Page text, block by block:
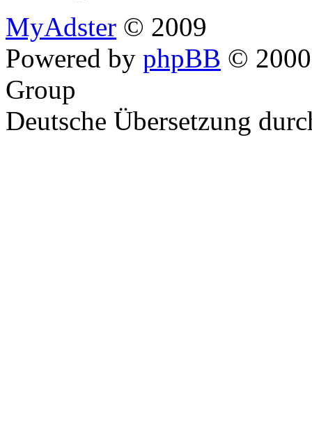
MyAdster © 2009
Powered by phpBB ©
Group
Deutsche Übersetzung